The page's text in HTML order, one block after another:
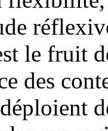
le fruit
des